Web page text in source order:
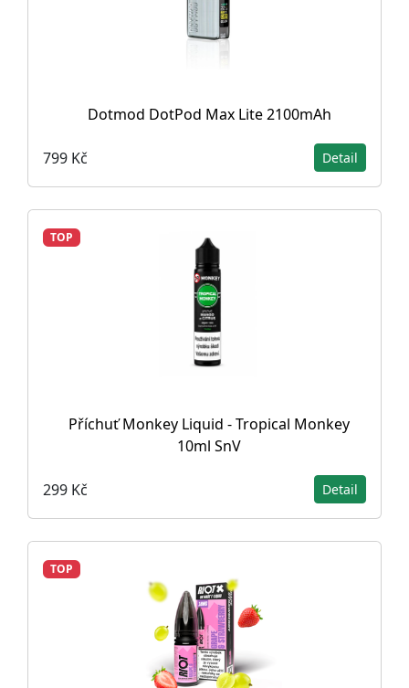
Dotmod DotPod Max Lite 2100mAh
799 Kč Detail
TOP
Příchuť Monkey Liquid - Tropical Monkey
10ml SnV
299 Kč Detail
TOP